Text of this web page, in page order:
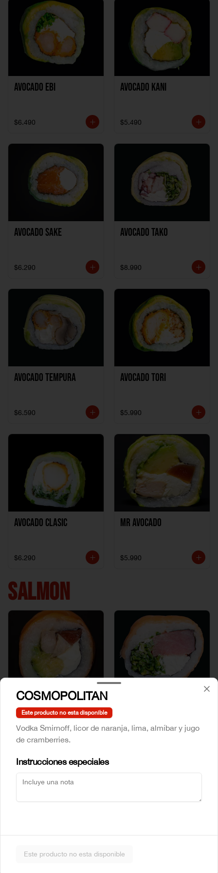
Avocado Ebi
$6.490
Avocado Kani
$5.490
Avocado Sake
$6.290
Avocado Tako
$8.990
Avocado Tempura
$6.590
Avocado Tori
$5.990
Avocado clasic
$6.290
Mr Avocado
$5.990
SALMON
Mr Sake
$6.990
COSMOPOLITAN
Este producto no esta disponible
Vodka Smirnoff, licor de naranja, lima, almíbar y jugo
de cramberries.
Instrucciones especiales
Este producto no esta disponible